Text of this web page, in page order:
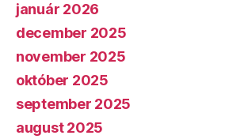
január 2026
december 2025
november 2025
október 2025
september 2025
august 2025